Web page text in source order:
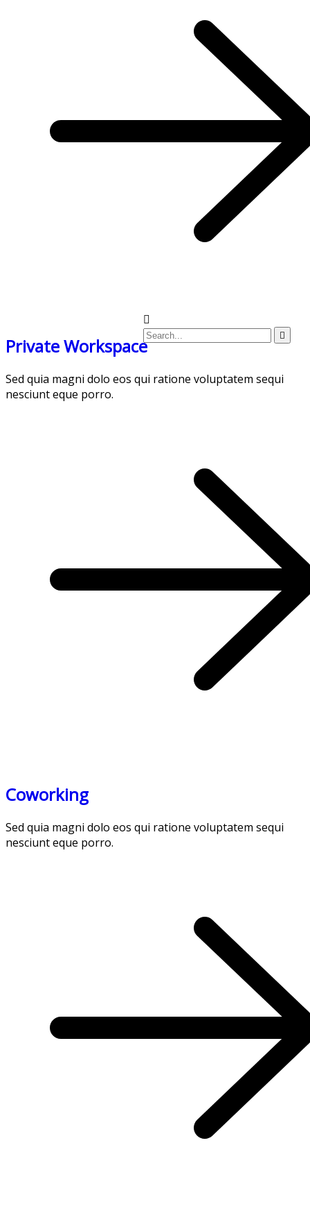
Private Workspace
Sed quia magni dolo eos qui ratione voluptatem sequi
nesciunt eque porro.
Coworking
Sed quia magni dolo eos qui ratione voluptatem sequi
nesciunt eque porro.